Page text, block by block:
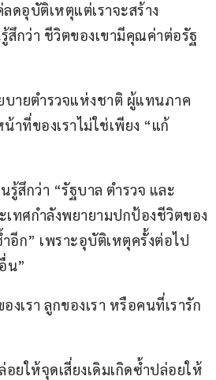
ดอุบัติเหตุแต่เราจะสร้าง
สึกว่า ชีวิตของเขามีคุณค่าต่อรัฐ
บายตำรวจแห่งชาติ ผู้แทนภาค
าที่ของเราไม่ใช่เพียง “แก้
สึกว่า “รัฐบาล ตำรวจ และ
ทศกำลังพยายามปกป้องชีวิตของ
อีก” เพราะอุบัติเหตุครั้งต่อไป
น”
เรา ลูกของเรา หรือคนที่เรารัก
ยให้จุดเสี่ยงเดิมเกิดซ้ำปล่อยให้